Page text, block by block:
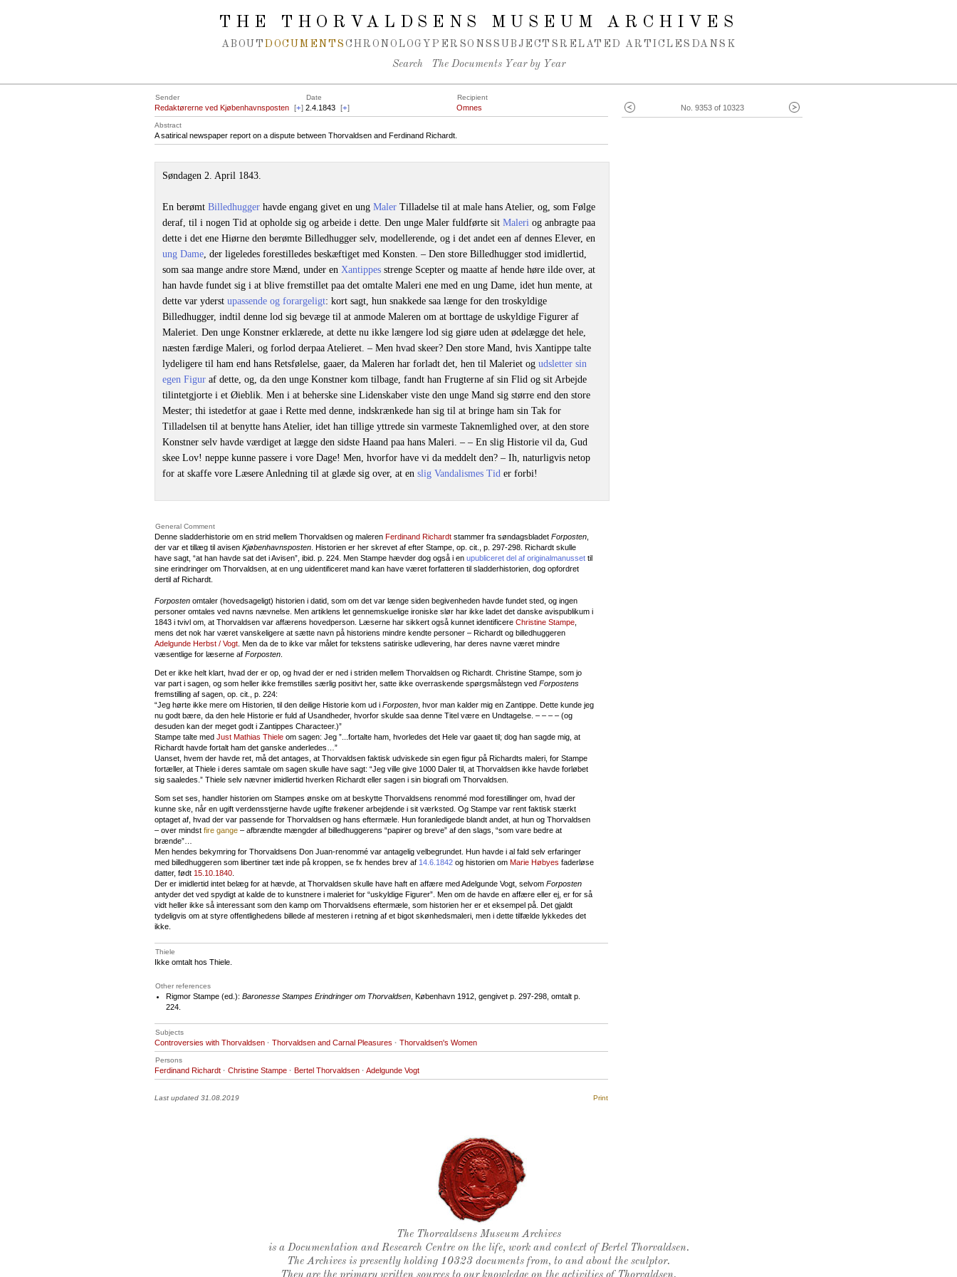
THE THORVALDSENS MUSEUM ARCHIVES
ABOUT DOCUMENTS CHRONOLOGY PERSONS SUBJECTS RELATED ARTICLES DANSK
Search The Documents Year by Year
No. 9353 of 10323
Sender Date Recipient
Redaktørerne ved Kjøbenhavnsposten [+] 2.4.1843 [+] Omnes
Abstract
A satirical newspaper report on a dispute between Thorvaldsen and Ferdinand Richardt.
Søndagen 2. April 1843.
En berømt Billedhugger havde engang givet en ung Maler Tilladelse til at male hans Atelier, og, som Følge
deraf, til i nogen Tid at opholde sig og arbeide i dette. Den unge Maler fuldførte sit Maleri og anbragte paa
dette i det ene Hiørne den berømte Billedhugger selv, modellerende, og i det andet een af dennes Elever, en
ung Dame, der ligeledes forestilledes beskæftiget med Konsten. – Den store Billedhugger stod imidlertid,
som saa mange andre store Mænd, under en Xantippes strenge Scepter og maatte af hende høre ilde over, at
han havde fundet sig i at blive fremstillet paa det omtalte Maleri ene med en ung Dame, idet hun mente, at
dette var yderst upassende og forargeligt: kort sagt, hun snakkede saa længe for den troskyldige
Billedhugger, indtil denne lod sig bevæge til at anmode Maleren om at borttage de uskyldige Figurer af
Maleriet. Den unge Konstner erklærede, at dette nu ikke længere lod sig giøre uden at ødelægge det hele,
næsten færdige Maleri, og forlod derpaa Atelieret. – Men hvad skeer? Den store Mand, hvis Xantippe talte
lydeligere til ham end hans Retsfølelse, gaaer, da Maleren har forladt det, hen til Maleriet og udsletter sin
egen Figur af dette, og, da den unge Konstner kom tilbage, fandt han Frugterne af sin Flid og sit Arbejde
tilintetgjorte i et Øieblik. Men i at beherske sine Lidenskaber viste den unge Mand sig større end den store
Mester; thi istedetfor at gaae i Rette med denne, indskrænkede han sig til at bringe ham sin Tak for
Tilladelsen til at benytte hans Atelier, idet han tillige yttrede sin varmeste Taknemlighed over, at den store
Konstner selv havde værdiget at lægge den sidste Haand paa hans Maleri. – – En slig Historie vil da, Gud
skee Lov! neppe kunne passere i vore Dage! Men, hvorfor have vi da meddelt den? – Ih, naturligvis netop
for at skaffe vore Læsere Anledning til at glæde sig over, at en slig Vandalismes Tid er forbi!
General Comment
Denne sladderhistorie om en strid mellem Thorvaldsen og maleren Ferdinand Richardt stammer fra søndagsbladet Forposten
der var et tillæg til avisen Kjøbenhavnsposten . Historien er her skrevet af efter Stampe, op. cit., p. 297-298. Richardt skulle
have sagt, “at han havde sat det i Avisen”, ibid. p. 224. Men Stampe hævder dog også i en upubliceret del af originalmanusset til
sine erindringer om Thorvaldsen, at en ung uidentificeret mand kan have været forfatteren til sladderhistorien, dog opfordret
dertil af Richardt.
Forposten omtaler (hovedsageligt) historien i datid, som om det var længe siden begivenheden havde fundet sted, og ingen
personer omtales ved navns nævnelse. Men artiklens let gennemskuelige ironiske slør har ikke ladet det danske avispublikum i
1843 i tvivl om, at Thorvaldsen var affærens hovedperson. Læserne har sikkert også kunnet identificere Christine Stampe
mens det nok har været vanskeligere at sætte navn på historiens mindre kendte personer – Richardt og billedhuggeren
Adelgunde Herbst / Vogt . Men da de to ikke var målet for tekstens satiriske udlevering, har deres navne været mindre
væsentlige for læserne af Forposten
Det er ikke helt klart, hvad der er op, og hvad der er ned i striden mellem Thorvaldsen og Richardt. Christine Stampe, som jo
var part i sagen, og som heller ikke fremstilles særlig positivt her, satte ikke overraskende spørgsmålstegn ved Forpostens
fremstilling af sagen, op. cit., p. 224:
“Jeg hørte ikke mere om Historien, til den deilige Historie kom ud i Forposten , hvor man kalder mig en Zantippe. Dette kunde jeg
nu godt bære, da den hele Historie er fuld af Usandheder, hvorfor skulde saa denne Titel være en Undtagelse. – – – – (og
desuden kan der meget godt i Zantippes Characteer.)”
Stampe talte med Just Mathias Thiele om sagen: Jeg ”...fortalte ham, hvorledes det Hele var gaaet til; dog han sagde mig, at
Richardt havde fortalt ham det ganske anderledes…”
Uanset, hvem der havde ret, må det antages, at Thorvaldsen faktisk udviskede sin egen figur på Richardts maleri, for Stampe
fortæller, at Thiele i deres samtale om sagen skulle have sagt: “Jeg ville give 1000 Daler til, at Thorvaldsen ikke havde forløbet
sig saaledes.” Thiele selv nævner imidlertid hverken Richardt eller sagen i sin biografi om Thorvaldsen.
Som set ses, handler historien om Stampes ønske om at beskytte Thorvaldsens renommé mod forestillinger om, hvad der
kunne ske, når en ugift verdensstjerne havde ugifte frøkener arbejdende i sit værksted. Og Stampe var rent faktisk stærkt
optaget af, hvad der var passende for Thorvaldsen og hans eftermæle. Hun foranledigede blandt andet, at hun og Thorvaldsen
– over mindst fire gange – afbrændte mængder af billedhuggerens “papirer og breve” af den slags, “som vare bedre at
brænde”…
Men hendes bekymring for Thorvaldsens Don Juan-renommé var antagelig velbegrundet. Hun havde i al fald selv erfaringer
med billedhuggeren som libertiner tæt inde på kroppen, se fx hendes brev af 14.6.1842 og historien om Marie Høbyes faderløse
datter, født 15.10.1840
Der er imidlertid intet belæg for at hævde, at Thorvaldsen skulle have haft en affære med Adelgunde Vogt, selvom Forposten
antyder det ved spydigt at kalde de to kunstnere i maleriet for “uskyldige Figurer”. Men om de havde en affære eller ej, er for så
vidt heller ikke så interessant som den kamp om Thorvaldsens eftermæle, som historien her er et eksempel på. Det gjaldt
tydeligvis om at styre offentlighedens billede af mesteren i retning af et bigot skønhedsmaleri, men i dette tilfælde lykkedes det
ikke.
Thiele
Ikke omtalt hos Thiele.
Other references
Rigmor Stampe (ed.): Baronesse Stampes Erindringer om Thorvaldsen , København 1912, gengivet p. 297-298, omtalt p.
224.
Subjects
Controversies with Thorvaldsen · Thorvaldsen and Carnal Pleasures · Thorvaldsen's Women
Persons
Ferdinand Richardt · Christine Stampe · Bertel Thorvaldsen · Adelgunde Vogt
Last updated 31.08.2019 Print
Thorvaldsen's seal
The Thorvaldsens Museum Archives
is a Documentation and Research Centre on the life, work and context of Bertel Thorvaldsen.
The Archives is presently holding 10323 documents from, to and about the sculptor.